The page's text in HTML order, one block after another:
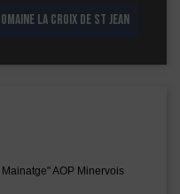
LA CROIX DE ST JEAN